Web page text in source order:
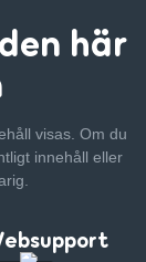
här
visas. Om du
innehåll eller